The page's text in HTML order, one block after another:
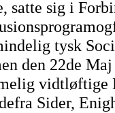
satte sig i
tysk
den 22de
vidtløftige
Sider,